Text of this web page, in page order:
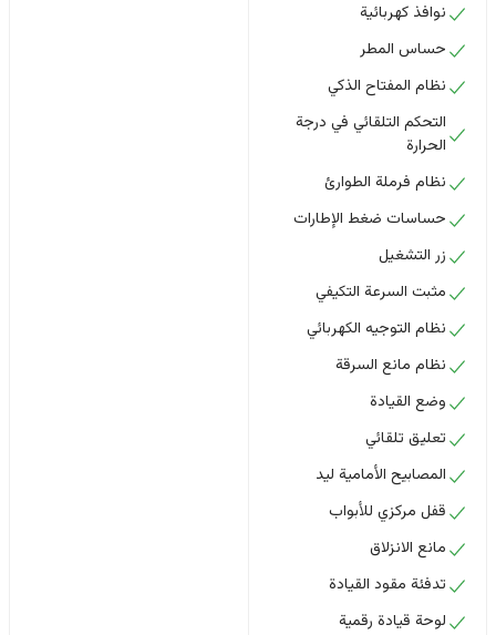
نوافذ كهربائية
حساس المطر
نظام المفتاح الذكي
التحكم التلقائي في درجة
الحرارة
نظام فرملة الطوارئ
حساسات ضغط الإطارات
زر التشغيل
مثبت السرعة التكيفي
نظام التوجيه الكهربائي
نظام مانع السرقة
وضع القيادة
تعليق تلقائي
المصابيح الأمامية ليد
قفل مركزي للأبواب
مانع الانزلاق
تدفئة مقود القيادة
لوحة قيادة رقمية